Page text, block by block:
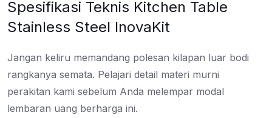
Spesifikasi Teknis Kitchen Table
Stainless Steel InovaKit
Jangan keliru memandang polesan kilapan luar bodi
rangkanya semata. Pelajari detail materi murni
perakitan kami sebelum Anda melempar modal
lembaran uang berharga ini.